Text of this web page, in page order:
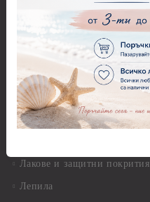
Декупажна хартия - Други
Антични пасти
Вакс пасти
Грунд, Основи, Релефни
пасти
Варак, Шлак метал, Фолио,
Лакове и защитни покрития
Лепила